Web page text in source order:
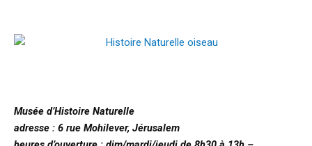
Musée d’Histoire Naturelle
adresse : 6 rue Mohilever, Jérusalem